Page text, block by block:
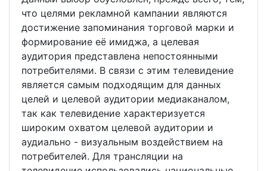
что целями рекламной кампании являются
достижение запоминания торговой марки и
формирование её имиджа, а целевая
аудитория представлена непостоянными
потребителями. В связи с этим телевидение
является самым подходящим для данных
целей и целевой аудитории медиаканалом,
так как телевидение характеризуется
широким охватом целевой аудитории и
аудиально - визуальным воздействием на
потребителей. Для трансляции на